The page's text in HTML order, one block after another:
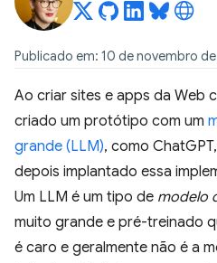
Publicado em: 10 de novembro
Ao criar sites e apps da Web
criado um protótipo com um
grande (LLM), como
depois implantado essa
Um LLM é um tipo de modelo
muito grande e pré-treinado
é caro e geralmente não é a